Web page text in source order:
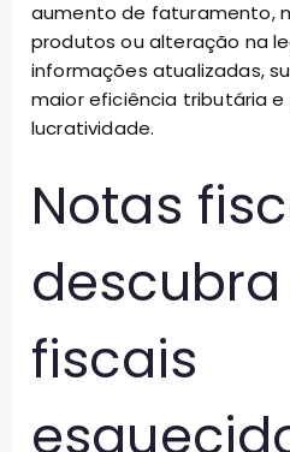
aumento de faturamento,
produtos ou alteração na
informações atualizadas,
maior eficiência tributária
lucratividade.
Notas
fiscais